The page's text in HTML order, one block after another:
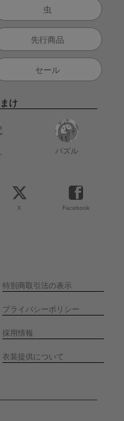
虫
先行商品
セール
け
パズル
X Facebook
特別商取引法の表示
プライバシーポリシー
採用情報
衣装提供について